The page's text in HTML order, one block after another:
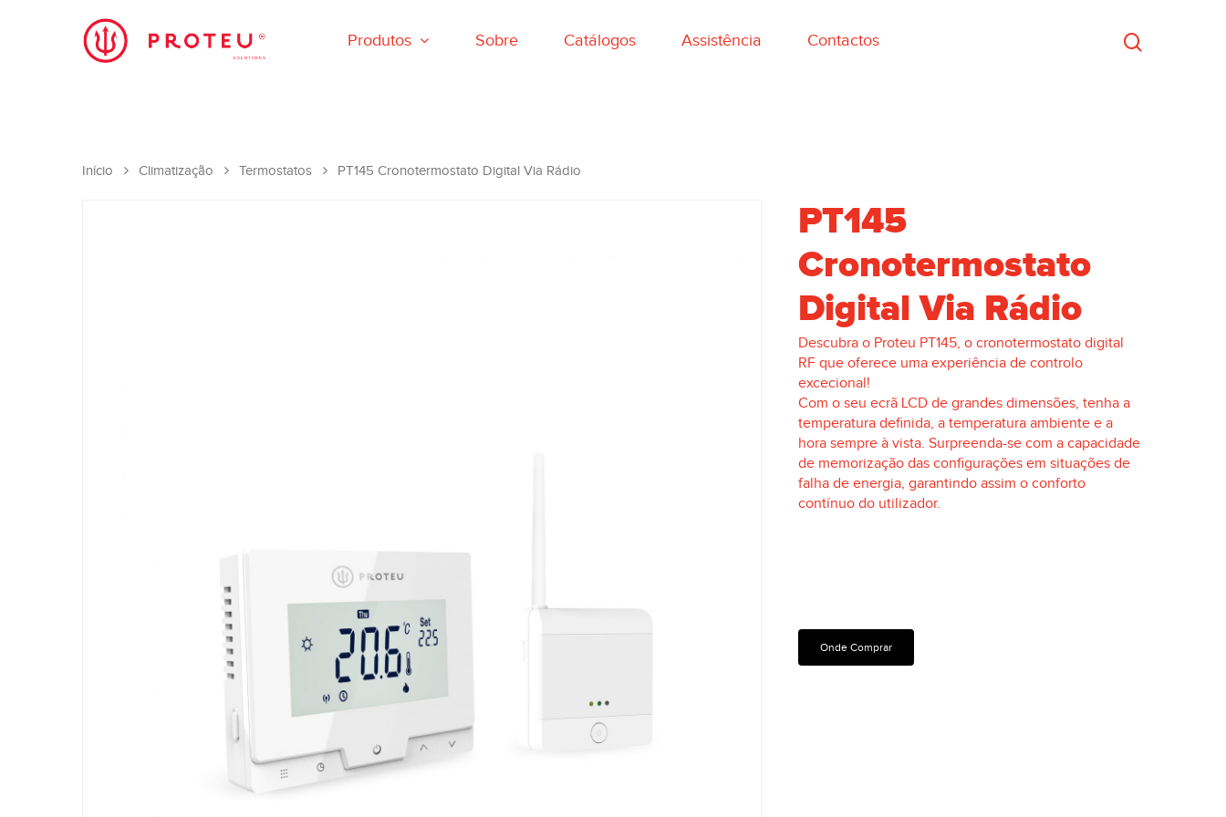
Produtos Sobre Catálogos Assistência Contactos
Início Climatização Termostatos PT145 Cronotermostato Digital Via Rádio
PT145
Cronotermostato
Digital Via Rádio
Descubra o Proteu PT145, o cronotermostatodigital
RF que oferece uma experiência de controlo
excecional!
Com o seu ecrã LCD de grandes dimensões, tenha a
temperatura definida, a temperatura ambiente e a
hora sempre à vista. Surpreenda-se com a capacidade
de memorizaçãodas configurações em situações de
falha de energia, garantindoassim o conforto
contínuo do utilizador.
Onde Comprar